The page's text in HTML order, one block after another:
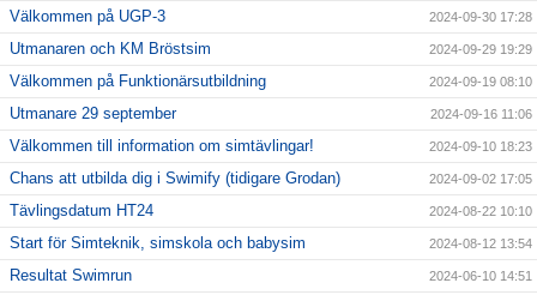
Välkommen på UGP-3 2024-09-30 17:28
Utmanaren och KM Bröstsim 2024-09-29 19:29
Välkommen på Funktionärsutbildning 2024-09-19 08:10
Utmanare 29 september 2024-09-16 11:06
Välkommen till information om simtävlingar! 2024-09-10 18:23
Chans att utbilda dig i Swimify (tidigare Grodan) 2024-09-02 17:05
Tävlingsdatum HT24 2024-08-22 10:10
Start för Simteknik, simskola och babysim 2024-08-12 13:54
Resultat Swimrun 2024-06-10 14:51